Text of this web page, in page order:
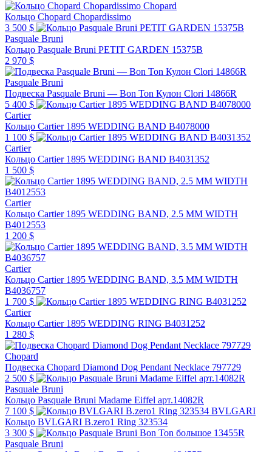
Chopard
Кольцо Chopard Chopardissimo
3 500 $
Pasquale Bruni
Кольцо Pasquale Bruni PETIT GARDEN 15375B
2 970 $
Pasquale Bruni
Подвеска Pasquale Bruni — Bon Ton Кулон Clori 14866R
5 400 $
Cartier
Кольцо Cartier 1895 WEDDING BAND B4078000
1 100 $
Cartier
Кольцо Cartier 1895 WEDDING BAND B4031352
1 500 $
Cartier
Кольцо Cartier 1895 WEDDING BAND, 2.5 MM WIDTH
B4012553
1 200 $
Cartier
Кольцо Cartier 1895 WEDDING BAND, 3.5 MM WIDTH
B4036757
1 700 $
Cartier
Кольцо Cartier 1895 WEDDING RING B4031252
1 280 $
Chopard
Подвеска Chopard Diamond Dog Pendant Necklace 797729
2 500 $
Pasquale Bruni
Кольцо Pasquale Bruni Madame Eiffel арт.14082R
7 100 $
BVLGARI
Кольцо BVLGARI B.zero1 Ring 323534
3 300 $
Pasquale Bruni